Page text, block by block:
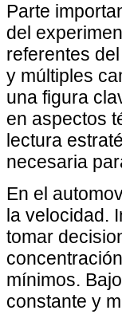
Parte
del
referentes
y múltiples
una figura
en aspectos
lectura
necesaria
En el
la velocidad.
tomar
mínimos.
constante y